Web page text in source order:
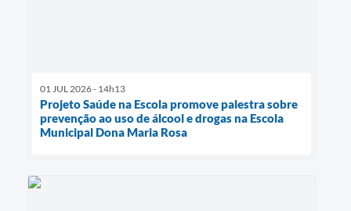
01 JUL 2026 - 14h13
Projeto Saúde na Escola promove palestra sobre
prevenção ao uso de álcool e drogas na Escola
Municipal Dona Maria Rosa